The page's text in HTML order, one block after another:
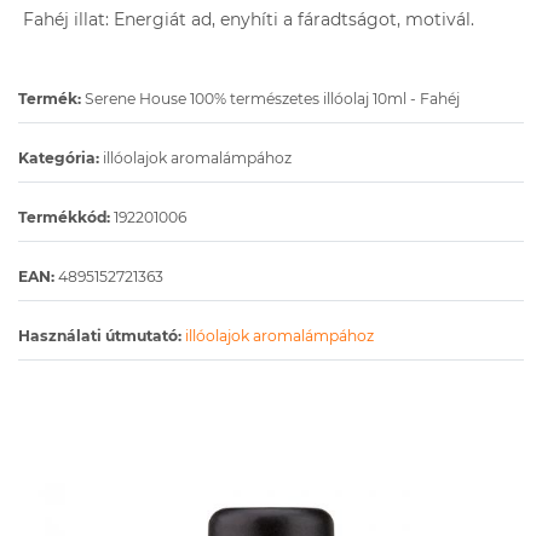
Fahéj illat: Energiát ad, enyhíti a fáradtságot, motivál.
Termék: Serene House 100% természetes illóolaj 10ml - Fahéj
Kategória: illóolajok aromalámpához
Termékkód: 192201006
EAN: 4895152721363
Használati útmutató: illóolajok aromalámpához